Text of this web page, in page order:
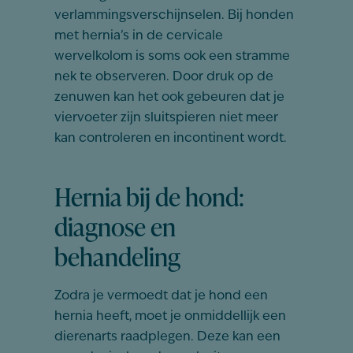
verlammingsverschijnselen. Bij honden
met hernia’s in de cervicale
wervelkolom is soms ook een stramme
nek te observeren. Door druk op de
zenuwen kan het ook gebeuren dat je
viervoeter zijn sluitspieren niet meer
kan controleren en incontinent wordt.
Hernia bij de hond:
diagnose en
behandeling
Zodra je vermoedt dat je hond een
hernia heeft, moet je onmiddellijk een
dierenarts raadplegen. Deze kan een